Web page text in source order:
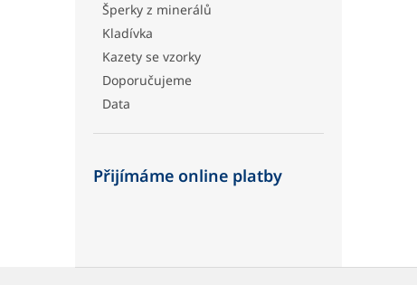
Šperky z minerálů
Kladívka
Kazety se vzorky
Doporučujeme
Data
Přijímáme online platby